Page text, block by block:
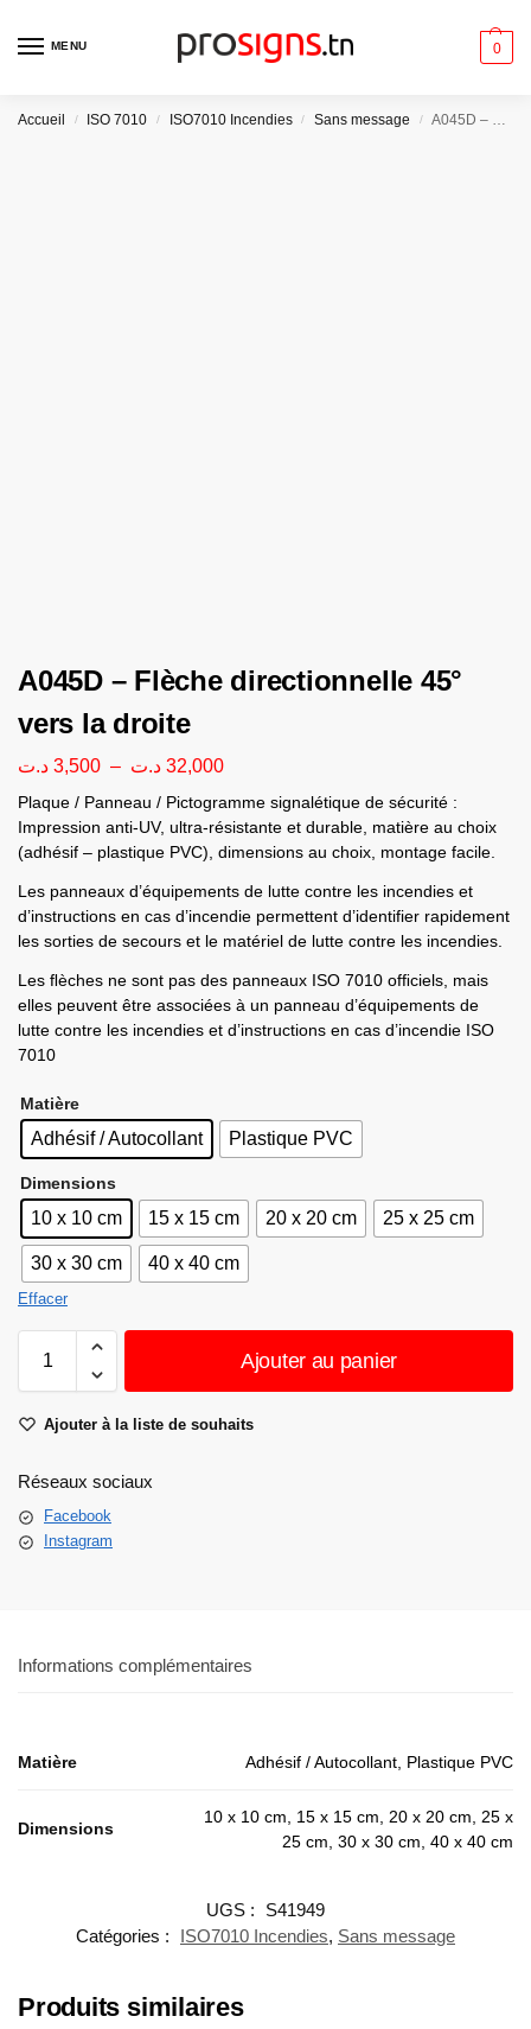
MENU 0
Accueil / ISO 7010 / ISO7010 Incendies / Sans message / A045D – Flèche directionnelle 45° vers la droite
A045D – Flèche directionnelle 45°
vers la droite
3,500 د.ت – 32,000 د.ت
Plaque / Panneau / Pictogramme signalétique de sécurité :
Impression anti-UV, ultra-résistante et durable, matière au choix
(adhésif – plastique PVC), dimensions au choix, montage facile.
Les panneaux d’équipements de lutte contre les incendies et
d’instructions en cas d’incendie permettent d’identifier rapidement
les sorties de secours et le matériel de lutte contre les incendies.
Les ﬂèches ne sont pas des panneaux ISO 7010 ofﬁciels, mais
elles peuvent être associées à un panneau d’équipements de
lutte contre les incendies et d’instructions en cas d’incendie ISO
7010
Matière
Adhésif / Autocollant Plastique PVC
Dimensions
10 x 10 cm 15 x 15 cm 20 x 20 cm 25 x 25 cm
30 x 30 cm 40 x 40 cm
Effacer
Ajouter au panier
Ajouter à la liste de souhaits
Réseaux sociaux
Facebook
Instagram
Informations complémentaires
Matière Adhésif / Autocollant, Plastique PVC
Dimensions
10 x 10 cm, 15 x 15 cm, 20 x 20 cm, 25 x
25 cm, 30 x 30 cm, 40 x 40 cm
UGS :
S41949
Catégories :
ISO7010 Incendies, Sans message
Produits similaires